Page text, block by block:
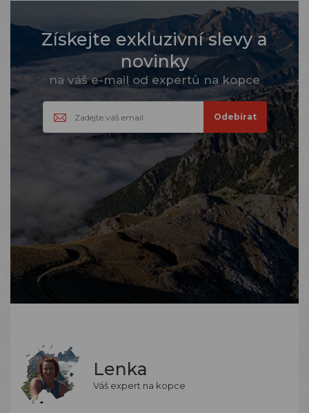
Získejte exkluzivní slevy a
novinky
na váš e-mail od expertů na kopce
Lenka
Váš expert na kopce